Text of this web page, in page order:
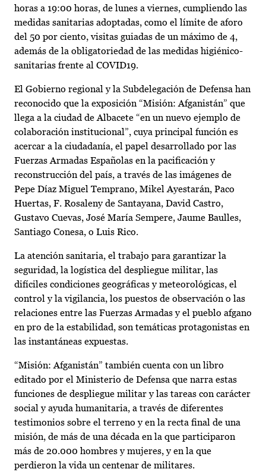
horas a 19:00 horas, de lunes a viernes, cumpliendo las
medidas sanitarias adoptadas, como el límite de aforo
del 50 por ciento, visitas guiadas de un máximo de 4,
además de la obligatoriedad de las medidas higiénico-
sanitarias frente al COVID19.
El Gobierno regional y la Subdelegación de Defensa han
reconocido que la exposición “Misión: Afganistán” que
llega a la ciudad de Albacete “en un nuevo ejemplo de
colaboración institucional”, cuya principal función es
acercar a la ciudadanía, el papel desarrollado por las
Fuerzas Armadas Españolas en la pacificación y
reconstrucción del país, a través de las imágenes de
Pepe Díaz Miguel Temprano, Mikel Ayestarán, Paco
Huertas, F. Rosaleny de Santayana, David Castro,
Gustavo Cuevas, José María Sempere, Jaume Baulles,
Santiago Conesa, o Luis Rico.
La atención sanitaria, el trabajo para garantizar la
seguridad, la logística del despliegue militar, las
difíciles condiciones geográficas y meteorológicas, el
control y la vigilancia, los puestos de observación o las
relaciones entre las Fuerzas Armadas y el pueblo afgano
en pro de la estabilidad, son temáticas protagonistas en
las instantáneas expuestas.
“Misión: Afganistán” también cuenta con un libro
editado por el Ministerio de Defensa que narra estas
funciones de despliegue militar y las tareas con carácter
social y ayuda humanitaria, a través de diferentes
testimonios sobre el terreno y en la recta final de una
misión, de más de una década en la que participaron
más de 20.000 hombres y mujeres, y en la que
perdieron la vida un centenar de militares.